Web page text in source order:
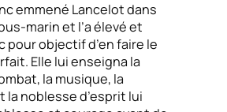
emmené Lancelot dans
marin et l’a élevé et
pour objectif d’en faire le
Elle lui enseigna la
la musique, la
noblesse d’esprit lui